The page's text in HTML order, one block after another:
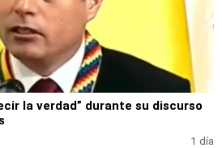
la verdad” durante su discurso
1 día